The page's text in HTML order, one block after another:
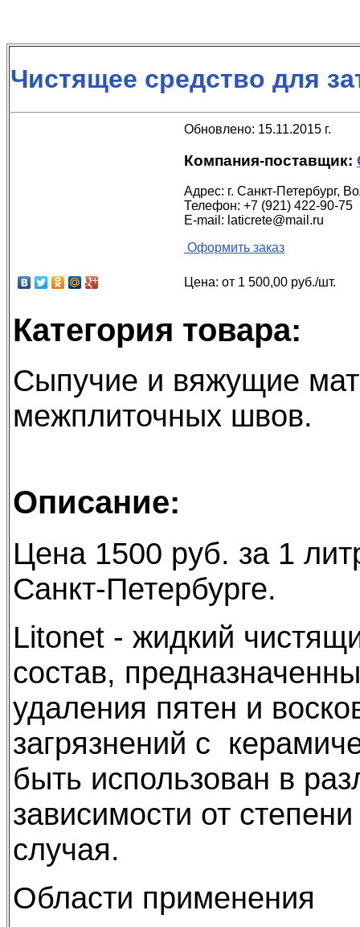
Чистящее средство для
Обновлено: 15.11.2015 г.
Компания-поставщик:
Адрес: г. Санкт-Петербург,
Телефон: +7 (921) 422-90-75
E-mail: laticrete@mail.ru
Оформить заказ
Цена: от 1 500,00 руб./шт.
Категория товара:
Сыпучие и вяжущие
межплиточных швов.
Описание:
Цена 1500 руб. за 1
Санкт-Петербурге.
Litonet - жидкий
состав,
удаления пятен и
загрязнений с
быть использован в
зависимости от
случая.
Области применения